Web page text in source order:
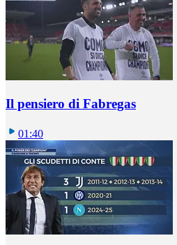
Il pensiero di Fabregas
01:40